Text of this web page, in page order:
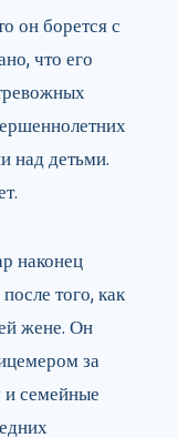
он борется с
что его
над детьми.
наконец
того, как
жене. Он
за
семейные